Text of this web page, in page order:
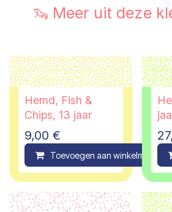
🦦 Meer uit deze
Hemd, Fish &
Chips, 13 jaar
9,00 €
Toevoegen aan winkelmandje